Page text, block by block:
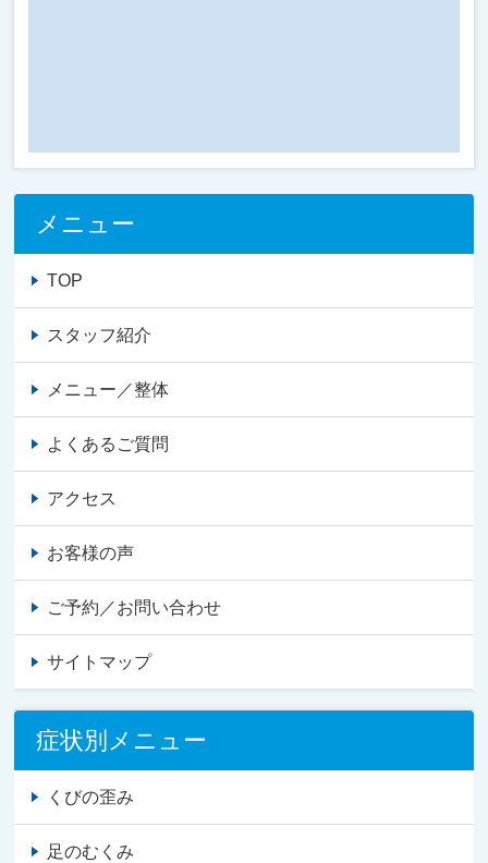
メニュー
TOP
スタッフ紹介
メニュー／整体
よくあるご質問
アクセス
お客様の声
ご予約／お問い合わせ
サイトマップ
症状別メニュー
くびの歪み
足のむくみ